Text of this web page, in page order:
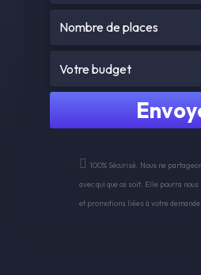
100% Sécurisé. Nous ne
avec qui que ce soit. Elle pourra
et promotions liées à votre demande.